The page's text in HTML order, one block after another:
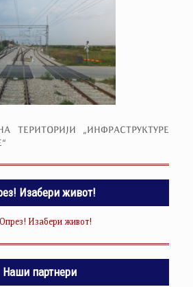
ТЕРИТОРИЈИ „ИНФРАСТРУКТУРЕ
Изабери живот!
Наши партнери